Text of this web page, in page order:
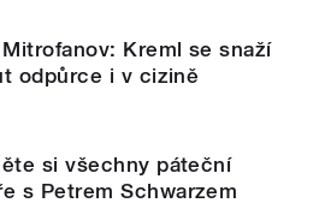
Kreml se snaží
odpůrce i v cizině
si všechny páteční
s Petrem Schwarzem